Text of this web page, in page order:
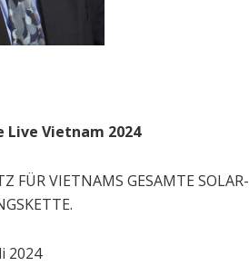
Live Vietnam 2024
FÜR VIETNAMS GESAMTE
2024